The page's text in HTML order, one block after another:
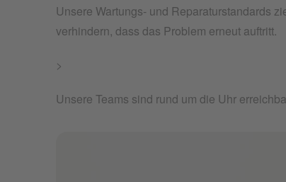
Unsere Wartungs- und Reparaturstandards
verhindern, dass das Problem erneut auftritt.
>
Unsere Teams sind rund um die Uhr